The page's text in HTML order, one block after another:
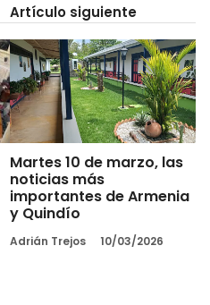
Artículo siguiente
Martes 10 de marzo, las
noticias más
importantes de Armenia
y Quindío
Adrián Trejos 10/03/2026